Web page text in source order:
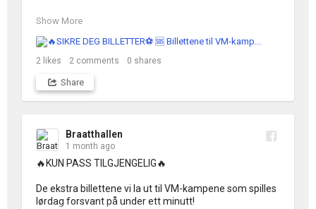
🎟️ Alle kamper som vises i Braatthallen ligger ute for
både ordinære billetter, VIP-sofaer og PASS.
viser? Har du PASS er du dermed sikret inngang til alle
kampene Norge spiller i VM (inkl. Norge - England),
https://ticketco.events/no/nb/m?pat...
Show More
2 likes 2 comments 0 shares
Share
Braatthallen
1 month ago
🔥KUN PASS TILGJENGELIG🔥
De ekstra billettene vi la ut til VM-kampene som spilles
lørdag forsvant på under ett minutt!